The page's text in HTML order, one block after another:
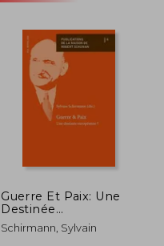
Guerre Et Paix: Une
Destinée
Européenne ? (en
Francés)
Schirmann, Sylvain